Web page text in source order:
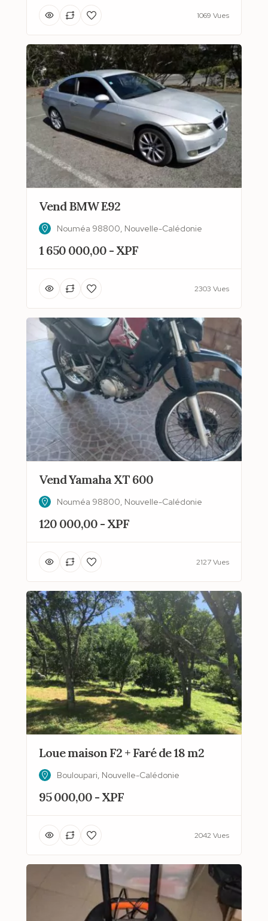
1069 Vues
Vend BMW E92
Nouméa 98800, Nouvelle-Calédonie
1 650 000,00 - XPF
2303 Vues
Vend Yamaha XT 600
Nouméa 98800, Nouvelle-Calédonie
120 000,00 - XPF
2127 Vues
Loue maison F2 + Faré de 18 m2
Bouloupari, Nouvelle-Calédonie
95 000,00 - XPF
2042 Vues